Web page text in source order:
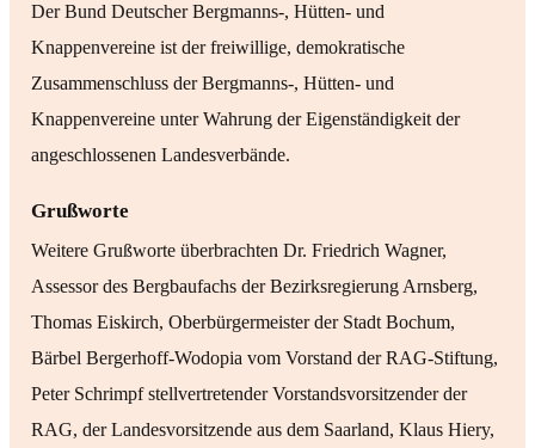
Der Bund Deutscher Bergmanns-, Hütten- und
Knappenvereine ist der freiwillige, demokratische
Zusammenschluss der Bergmanns-, Hütten- und
Knappenvereine unter Wahrung der Eigenständigkeit der
angeschlossenen Landesverbände.
Grußworte
Weitere Grußworte überbrachten Dr. Friedrich Wagner,
Assessor des Bergbaufachs der Bezirksregierung Arnsberg,
Thomas Eiskirch, Oberbürgermeister der Stadt Bochum,
Bärbel Bergerhoff-Wodopia vom Vorstand der RAG-Stiftung,
Peter Schrimpf stellvertretender Vorstandsvorsitzender der
RAG, der Landesvorsitzende aus dem Saarland, Klaus Hiery,